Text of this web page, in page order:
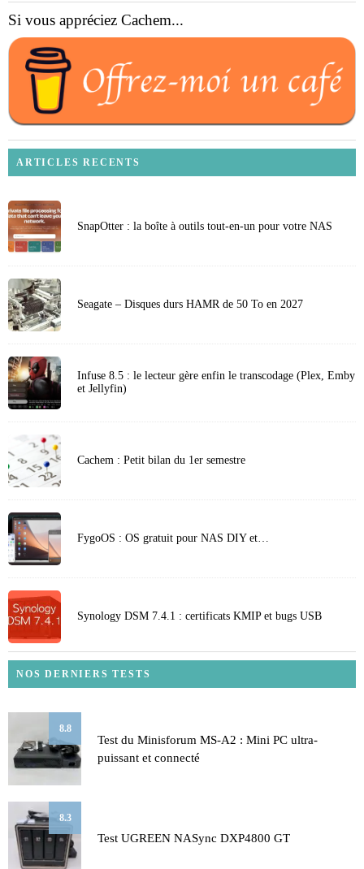
Si vous appréciez Cachem...
ARTICLES RECENTS
SnapOtter : la boîte à outils tout-en-un pour votre NAS
Seagate – Disques durs HAMR de 50 To en 2027
Infuse 8.5 : le lecteur gère enfin le transcodage (Plex, Emby
et Jellyfin)
Cachem : Petit bilan du 1er semestre
FygoOS : OS gratuit pour NAS DIY et…
Synology DSM 7.4.1 : certificats KMIP et bugs USB
NOS DERNIERS TESTS
8.8
Test du Minisforum MS-A2 : Mini PC ultra-
puissant et connecté
8.3
Test UGREEN NASync DXP4800 GT